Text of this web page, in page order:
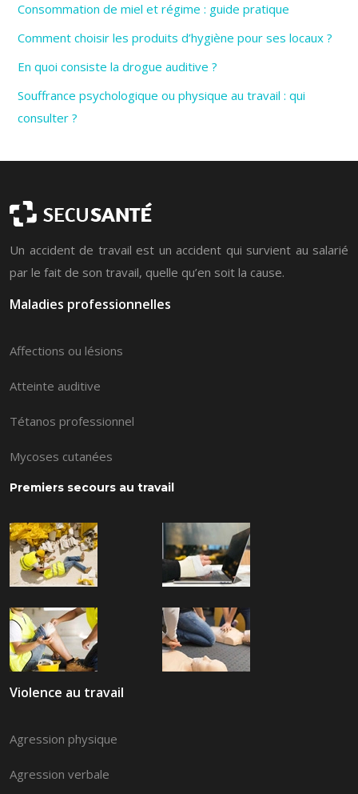
Consommation de miel et régime : guide pratique
Comment choisir les produits d’hygiène pour ses locaux ?
En quoi consiste la drogue auditive ?
Souffrance psychologique ou physique au travail : qui
consulter ?
Un accident de travail est un accident qui survient au salarié
par le fait de son travail, quelle qu’en soit la cause.
Maladies professionnelles
Affections ou lésions
Atteinte auditive
Tétanos professionnel
Mycoses cutanées
Premiers secours au travail
Violence au travail
Agression physique
Agression verbale